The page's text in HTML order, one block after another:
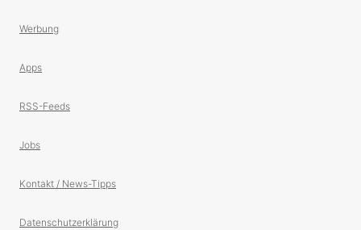
Werbung
Apps
RSS-Feeds
Jobs
Kontakt / News-Tipps
Datenschutzerklärung